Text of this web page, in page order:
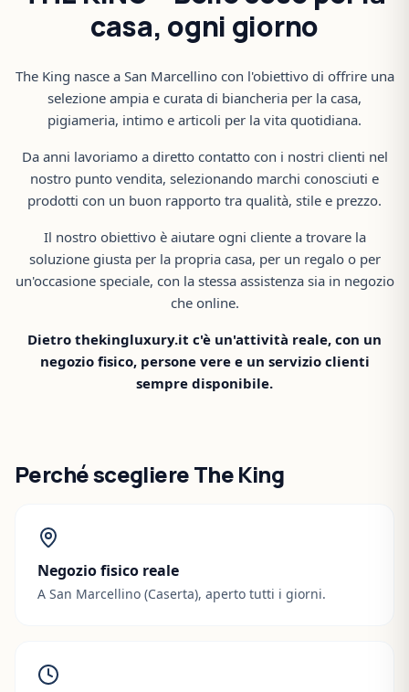
casa, ogni giorno
The King nasce a San Marcellino con l'obiettivo di offrire una
selezione ampia e curata di biancheria per la casa,
pigiameria, intimo e articoli per la vita quotidiana.
Da anni lavoriamo a diretto contatto con i nostri clienti nel
nostro punto vendita, selezionando marchi conosciuti e
prodotti con un buon rapporto tra qualità, stile e prezzo.
Il nostro obiettivo è aiutare ogni cliente a trovare la
soluzione giusta per la propria casa, per un regalo o per
un'occasione speciale, con la stessa assistenza sia in negozio
che online.
Dietro thekingluxury.it c'è un'attività reale, con un
negozio fisico, persone vere e un servizio clienti
sempre disponibile.
Perché scegliere The King
Negozio fisico reale
A San Marcellino (Caserta), aperto tutti i giorni.